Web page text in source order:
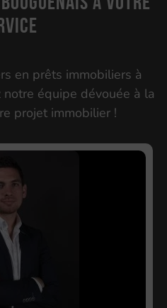
en prêts immobiliers à
notre équipe dévouée à la
projet immobilier !